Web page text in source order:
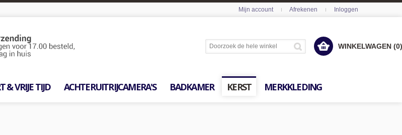
Mijn account Afrekenen Inloggen
WINKELWAGEN (0)
& VRIJE TIJD ACHTERUITRIJCAMERA'S BADKAMER KERST MERKKLEDING